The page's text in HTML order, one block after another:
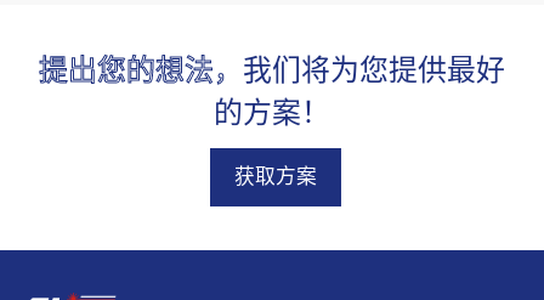
性能。
提出您的想法， 我们将为您提供最好
的方案！
获取方案